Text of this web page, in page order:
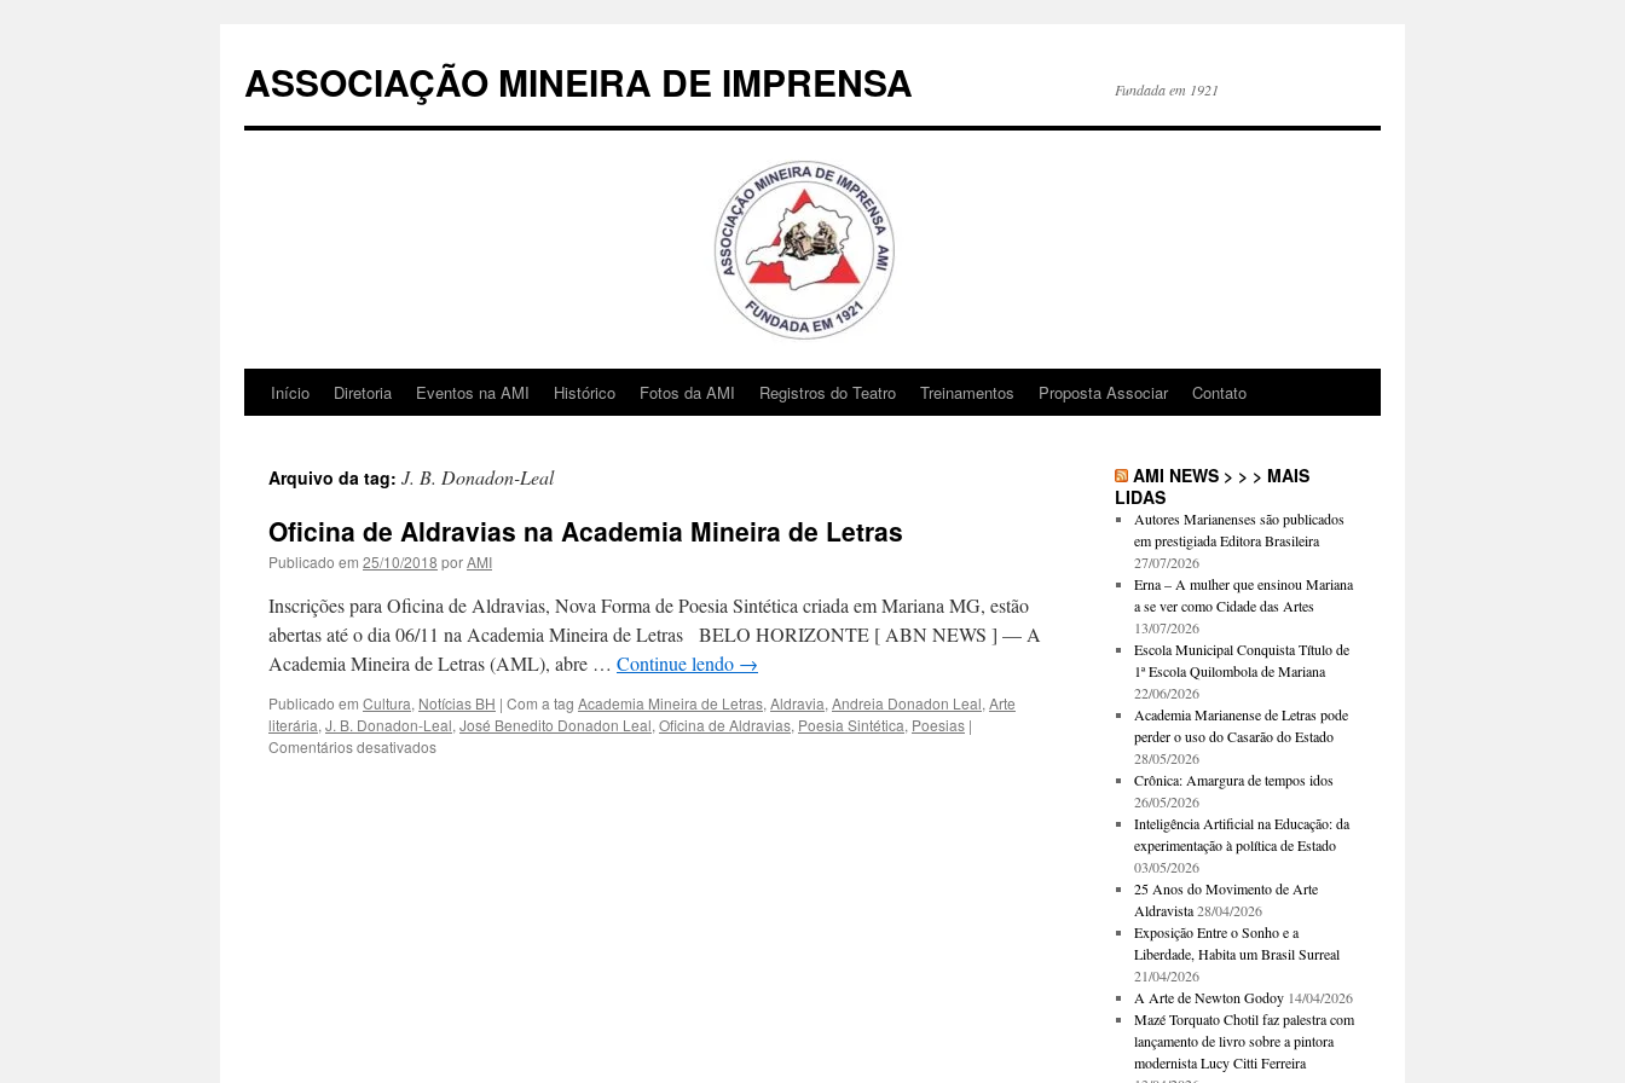
conteúdo
ASSOCIAÇÃO MINEIRA DE IMPRENSA Fundada em 1921
Início Diretoria Eventos na AMI Histórico Fotos da AMI Registros do Teatro Treinamentos Proposta Associar Contato
Arquivo da tag: J. B. Donadon-Leal
Oficina de Aldravias na Academia Mineira de Letras
Publicado em 25/10/2018 porAMI
Inscrições para Oficina de Aldravias, Nova Forma de Poesia Sintética criada em Mariana MG, estão
abertas até o dia 06/11 na Academia Mineira de Letras BELO HORIZONTE [ ABN NEWS ] — A
Academia Mineira de Letras (AML), abre … Continue lendo →
Publicado em Cultura, Notícias BH | Com a tag Academia Mineira de Letras, Aldravia, Andreia Donadon Leal, Arte
literária, J. B. Donadon-Leal, José Benedito Donadon Leal, Oficina de Aldravias, Poesia Sintética, Poesias |
Comentários desativadosem
AMI NEWS > > > MAIS
LIDAS
Autores Marianenses são publicados
em prestigiada Editora Brasileira
27/07/2026
Erna – A mulher que ensinou Mariana
a se ver como Cidade das Artes
13/07/2026
Escola Municipal Conquista Título de
1ª Escola Quilombola de Mariana
22/06/2026
Academia Marianense de Letras pode
perder o uso do Casarão do Estado
28/05/2026
Crônica: Amargura de tempos idos
26/05/2026
Inteligência Artificial na Educação: da
experimentação à política de Estado
03/05/2026
25 Anos do Movimento de Arte
Aldravista 28/04/2026
Exposição Entre o Sonho e a
Liberdade, Habita um Brasil Surreal
21/04/2026
A Arte de Newton Godoy 14/04/2026
Mazé Torquato Chotil faz palestra com
lançamento de livro sobre a pintora
modernista Lucy Citti Ferreira